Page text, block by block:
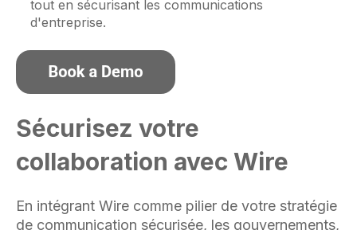
tout en sécurisant les communications
d'entreprise.
Sécurisez votre
collaboration avec Wire
En intégrant Wire comme pilier de votre stratégie
de communication sécurisée, les gouvernements,